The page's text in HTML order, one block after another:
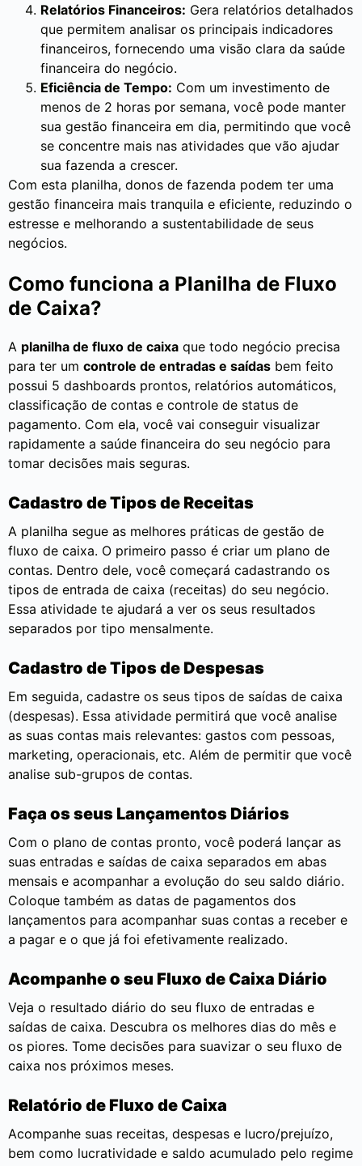
Relatórios Financeiros: Gera relatórios detalhados
que permitem analisar os principais indicadores
financeiros, fornecendo uma visão clara da saúde
financeira do negócio.
Eficiência de Tempo: Com um investimento de
menos de 2 horas por semana, você pode manter
sua gestão financeira em dia, permitindo que você
se concentre mais nas atividades que vão ajudar
sua fazenda a crescer.
Com esta planilha, donos de fazenda podem ter uma
gestão financeira mais tranquila e eficiente, reduzindo o
estresse e melhorando a sustentabilidade de seus
negócios.
Como funciona a Planilha de Fluxo
de Caixa?
A planilha de fluxo de caixa que todo negócio precisa
para ter um controle de entradas e saídas bem feito
possui 5 dashboards prontos, relatórios automáticos,
classificação de contas e controle de status de
pagamento. Com ela, você vai conseguir visualizar
rapidamente a saúde financeira do seu negócio para
tomar decisões mais seguras.
Cadastro de Tipos de Receitas
A planilha segue as melhores práticas de gestão de
fluxo de caixa. O primeiro passo é criar um plano de
contas. Dentro dele, você começará cadastrando os
tipos de entrada de caixa (receitas) do seu negócio.
Essa atividade te ajudará a ver os seus resultados
separados por tipo mensalmente.
Cadastro de Tipos de Despesas
Em seguida, cadastre os seus tipos de saídas de caixa
(despesas). Essa atividade permitirá que você analise
as suas contas mais relevantes: gastos com pessoas,
marketing, operacionais, etc. Além de permitir que você
analise sub-grupos de contas.
Faça os seus Lançamentos Diários
Com o plano de contas pronto, você poderá lançar as
suas entradas e saídas de caixa separados em abas
mensais e acompanhar a evolução do seu saldo diário.
Coloque também as datas de pagamentos dos
lançamentos para acompanhar suas contas a receber e
a pagar e o que já foi efetivamente realizado.
Acompanhe o seu Fluxo de Caixa Diário
Veja o resultado diário do seu fluxo de entradas e
saídas de caixa. Descubra os melhores dias do mês e
os piores. Tome decisões para suavizar o seu fluxo de
caixa nos próximos meses.
Relatório de Fluxo de Caixa
Acompanhe suas receitas, despesas e lucro/prejuízo,
bem como lucratividade e saldo acumulado pelo regime